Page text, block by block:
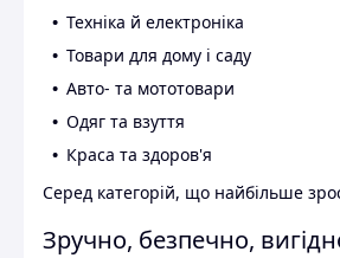
Техніка й електроніка
Товари для дому і саду
Авто- та мототовари
Одяг та взуття
Краса та здоров'я
Серед категорій, що найбільше
Зручно, безпечно,